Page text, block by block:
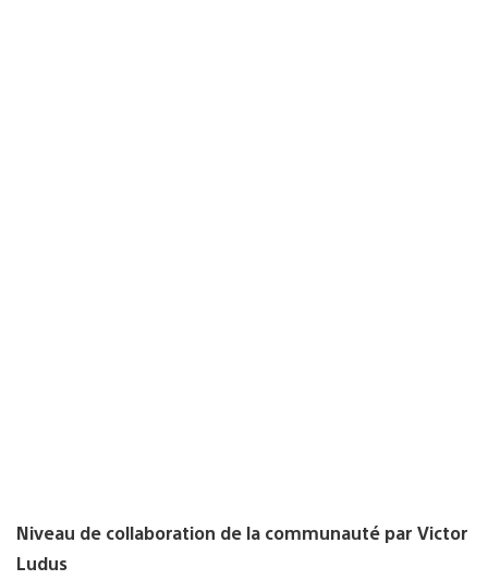
Niveau de collaboration de la communauté par Victor
Ludus